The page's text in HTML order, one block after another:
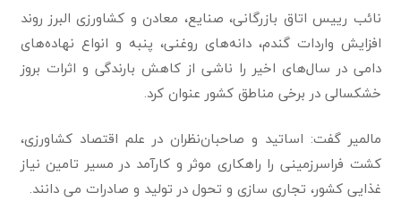
نائب رییس اتاق بازرگانی، صنایع، معادن و کشاورزی البرز روند
افزایش واردات گندم، دانه‌های روغنی، پنبه و انواع نهاده‌های
دامی در سال‌های اخیر را ناشی از کاهش بارندگی و اثرات بروز
خشکسالی در برخی مناطق کشور عنوان کرد.
مالمیر گفت: اساتید و صاحبان‌نظران در علم اقتصاد کشاورزی،
کشت فرا‌سرزمینی را راهکاری موثر و کارآمد در مسیر تامین نیاز
غذایی کشور، تجاری سازی و تحول در تولید و صادرات می دانند.